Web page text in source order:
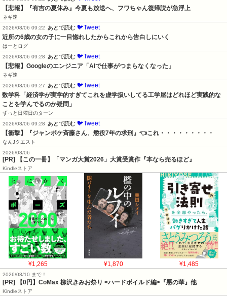
【悲報】『有吉の夏休み』今夏も放送へ、フワちゃん復帰説が急浮上
ネギ速
2026/08/06 09:22
あとで読む 🐦Tweet
近所の6歳の女の子に一目惚れしたからこれから告白しにいく
はーとログ
2026/08/06 09:28
あとで読む 🐦Tweet
【悲報】Googleのエンジニア「AIで仕事がつまらなくなった」
ネギ速
2026/08/06 09:27
あとで読む 🐦Tweet
数学科「経済学が実学的すぎてこれを虚学扱いしてる工学屋はどれほど実践的な
ことを学んでるのか疑問」
ずっと日曜日のターン
2026/08/06 09:28
あとで読む 🐦Tweet
【衝撃】『ジャンポケ斉藤さん、懲役7年の求刑』👈これ・・・・・・・・・
なんJクエスト
2026/08/06
[PR] 【この一冊】「マンガ大賞2026」大賞受賞作『本なら売るほど』
Kindleストア
¥1,265 ¥1,870 ¥1,485
2026/08/10 まで！
[PR] 【0円】CoMax 柳沢きみお祭り <ハードボイルド編>『悪の華』他
Kindleストア